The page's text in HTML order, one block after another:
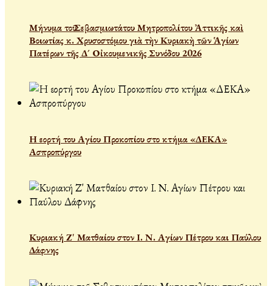
Μήνυμα τοῦ Σεβασμιωτάτου Μητροπολίτου Ἀττικῆς καὶ
Βοιωτίας κ. Χρυσοστόμου γιὰ τὴν Κυριακὴ τῶν Ἁγίων
Πατέρων τῆς Δ´ Οἰκουμενικῆς Συνόδου 2026
Η εορτή του Αγίου Προκοπίου στο κτήμα «ΔΕΚΑ»
Ασπροπύργου
Κυριακή Ζ' Ματθαίου στον Ι. Ν. Αγίων Πέτρου και Παύλου
Δάφνης